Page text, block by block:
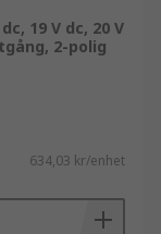
19 V dc, 20 V
2-polig
634,03 kr/enhet